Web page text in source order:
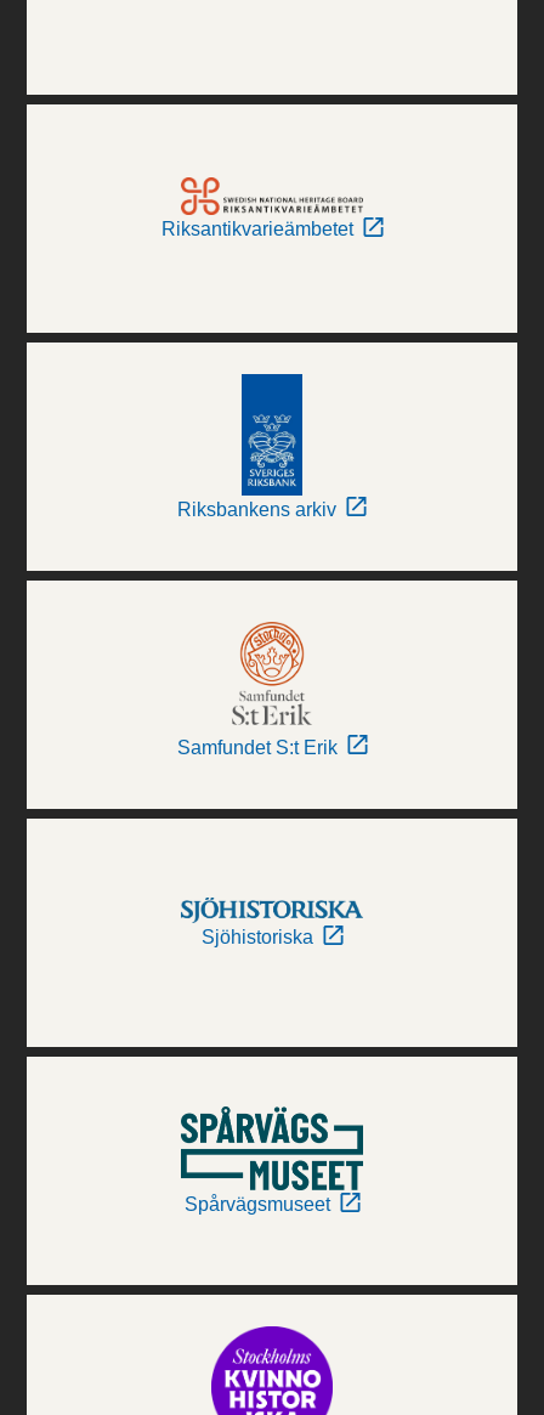
Riksantikvarieämbetet
Riksbankens arkiv
Samfundet S:t Erik
Sjöhistoriska
Spårvägsmuseet